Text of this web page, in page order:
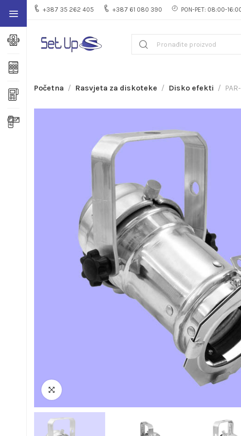
+387 35 262 405 +387 61 080 390 PON-PET: 08:00-
Početna Rasvjeta za diskoteke Disko efekti